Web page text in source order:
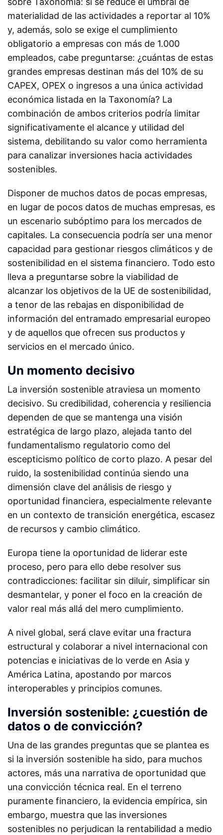
materialidad de las actividades a reportar al 10%
y, además, solo se exige el cumplimiento
obligatorio a empresas con más de 1.000
empleados, cabe preguntarse: ¿cuántas de estas
grandes empresas destinan más del 10% de su
CAPEX, OPEX o ingresos a una única actividad
económica listada en la Taxonomía? La
combinación de ambos criterios podría limitar
significativamente el alcance y utilidad del
sistema, debilitando su valor como herramienta
para canalizar inversiones hacia actividades
sostenibles.
Disponer de muchos datos de pocas empresas,
en lugar de pocos datos de muchas empresas, es
un escenario subóptimo para los mercados de
capitales. La consecuencia podría ser una menor
capacidad para gestionar riesgos climáticos y de
sostenibilidad en el sistema financiero. Todo esto
lleva a preguntarse sobre la viabilidad de
alcanzar los objetivos de la UE de sostenibilidad,
a tenor de las rebajas en disponibilidad de
información del entramado empresarial europeo
y de aquellos que ofrecen sus productos y
servicios en el mercado único.
Un momento decisivo
La inversión sostenible atraviesa un momento
decisivo. Su credibilidad, coherencia y resiliencia
dependen de que se mantenga una visión
estratégica de largo plazo, alejada tanto del
fundamentalismo regulatorio como del
escepticismo político de corto plazo. A pesar del
ruido, la sostenibilidad continúa siendo una
dimensión clave del análisis de riesgo y
oportunidad financiera, especialmente relevante
en un contexto de transición energética, escasez
de recursos y cambio climático.
Europa tiene la oportunidad de liderar este
proceso, pero para ello debe resolver sus
contradicciones: facilitar sin diluir, simplificar sin
desmantelar, y poner el foco en la creación de
valor real más allá del mero cumplimiento.
A nivel global, será clave evitar una fractura
estructural y colaborar a nivel internacional con
potencias e iniciativas de lo verde en Asia y
América Latina, apostando por marcos
interoperables y principios comunes.
Inversión sostenible: ¿cuestión de
datos o de convicción?
Una de las grandes preguntas que se plantea es
si la inversión sostenible ha sido, para muchos
actores, más una narrativa de oportunidad que
una convicción técnica real. En el terreno
puramente financiero, la evidencia empírica, sin
embargo, muestra que las inversiones
sostenibles no perjudican la rentabilidad a medio